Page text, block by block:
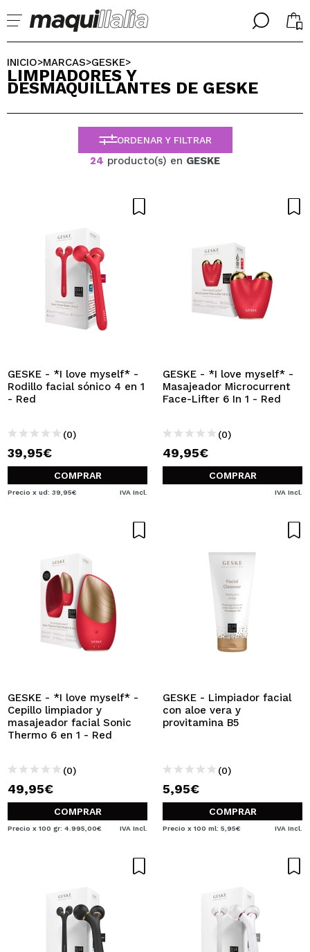
╳
Ya soy #maquilover, tengo cuenta
BIENVENIDX!
No tengo cuenta aquí
QUIERO REGISTRARME
pedidos y consultar tus operaciones anteriores.
╳
SELECCIONA TU IDIOMA
ENGLISH
FRANCES
ALEMAN
ITALIANO
INICIO>MARCAS>GESKE>
LIMPIADORES Y
DESMAQUILLANTES DE GESKE
ORDENAR Y FILTRAR
24 producto(s) en GESKE
GESKE - *I love myself* -
Rodillo facial sónico 4 en 1
- Red
(0)
39,95€
COMPRAR
Precio x ud: 39,95€ IVA Incl.
GESKE - *I love myself* -
Masajeador Microcurrent
Face-Lifter 6 In 1 - Red
(0)
49,95€
COMPRAR
IVA Incl.
GESKE - *I love myself* -
Cepillo limpiador y
masajeador facial Sonic
Thermo 6 en 1 - Red
(0)
49,95€
COMPRAR
Precio x 100 gr: 4.995,00€ IVA Incl.
GESKE - Limpiador facial
con aloe vera y
provitamina B5
(0)
5,95€
COMPRAR
Precio x 100 ml: 5,95€ IVA Incl.